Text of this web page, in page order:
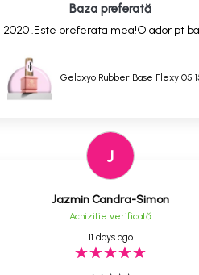
Baza preferată
2020 .Este preferata mea!O ador pt
Gelaxyo Rubber Base Flexy 05
J
Jazmin Candra-Simon
Achizitie verificată
11 days ago